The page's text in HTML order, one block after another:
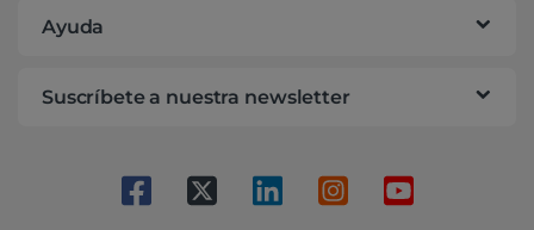
Ayuda
Suscríbete a nuestra newsletter